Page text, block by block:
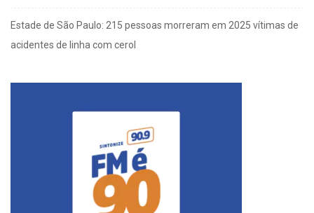
Estade de São Paulo: 215 pessoas morreram em 2025 vítimas de
acidentes de linha com cerol